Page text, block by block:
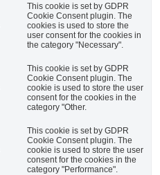
This cookie is set by GDPR
Cookie Consent plugin. The
cookies is used to store the
user consent for the cookies in
the category "Necessary".
This cookie is set by GDPR
Cookie Consent plugin. The
cookie is used to store the user
consent for the cookies in the
category "Other.
This cookie is set by GDPR
Cookie Consent plugin. The
cookie is used to store the user
consent for the cookies in the
category "Performance".